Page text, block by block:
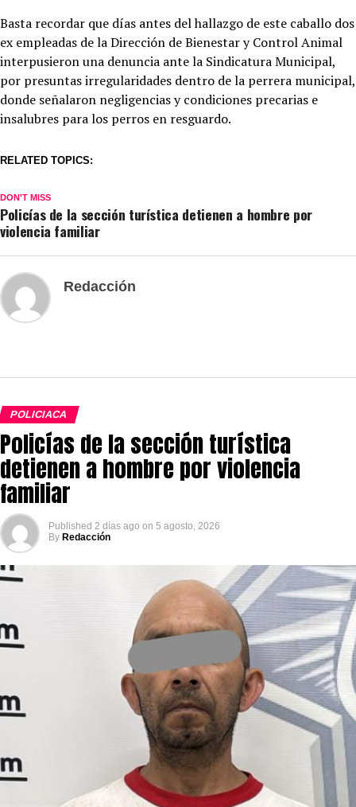
Basta recordar que días antes del hallazgo de este caballo dos
ex empleadas de la Dirección de Bienestar y Control Animal
interpusieron una denuncia ante la Sindicatura Municipal,
por presuntas irregularidades dentro de la perrera municipal,
donde señalaron negligencias y condiciones precarias e
insalubres para los perros en resguardo.
RELATED TOPICS:
DON'T MISS
Policías de la sección turística detienen a hombre por
violencia familiar
Redacción
POLICIACA
Policías de la sección turística
detienen a hombre por violencia
familiar
Published 2 días ago on 5 agosto, 2026
By Redacción